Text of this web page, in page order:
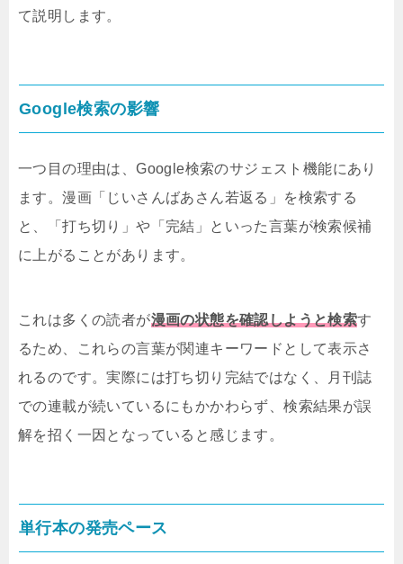
て説明します。
Google検索の影響
一つ目の理由は、Google検索のサジェスト機能にあり
ます。漫画「じいさんばあさん若返る」を検索する
と、「打ち切り」や「完結」といった言葉が検索候補
に上がることがあります。
これは多くの読者が漫画の状態を確認しようと検索す
るため、これらの言葉が関連キーワードとして表示さ
れるのです。実際には打ち切り完結ではなく、月刊誌
での連載が続いているにもかかわらず、検索結果が誤
解を招く一因となっていると感じます。
単行本の発売ペース